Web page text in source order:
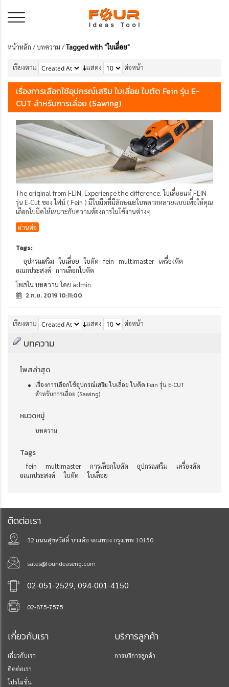
หน้าหลัก /บทความ /Tagged with "ใบเลื่อย"
เรียงตาม แสดง ต่อหน้า
เรื่องการเลือกใช้อุปกรณ์เสริม ใบเลื่อย ใบตัด Fein รุ่น E-
CUT สำหรับการเลื่อย (Sawing)
The original from FEIN. Experience the difference. ใบเลื่อยแท้ FEIN
รุ่น E-Cut ของ ไฟน์ ( Fein ) มีใบมีดที่มีลักษณะใบหลากหลายแบบเพื่อให้คุณ
เลือกใบมีดให้เหมาะกับความต้องการในใช้งานต่างๆ
อ่านต่อ
Tags:
อุปกรณสริม ใบเลื่อย ใบตัด fein multimaster เครื่องตัด
อเนกประสงค์ การเลือกใบตัด
โพสในบทความโดย admin
2 ก.ย. 2019 10:11:00
เรียงตาม แสดง ต่อหน้า
บทความ
โพสล่าสุด
เรื่องการเลือกใช้อุปกรณ์เสริม ใบเลื่อย ใบตัด Fein รุ่น E-CUT
สำหรับการเลื่อย (Sawing)
หมวดหมู่
บทความ
Tags
fein multimaster การเลือกใบตัด อุปกรณสริม
เครื่องตัด
อเนกประสงค์
ใบตัด ใบเลื่อย
ติดต่อเรา
32 ถนนสุขสวัสดิ์ บางค้อ จอมทอง กรุงเทพ 10150
sales@fourideaseng.com
02-051-2529, 094-001-4150
02-875-7575
เกี่ยวกับเรา
เกี่ยวกับเรา
ติดต่อเรา
โปรโมชั่น
บริการลูกค้า
การบริการลูกค้า